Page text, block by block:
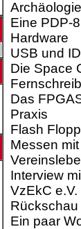
Eine PDP­-
Hardware
USB und
Die Space
Das
Praxis
Flash
Messen
Interview
VzEkC
Ein paar